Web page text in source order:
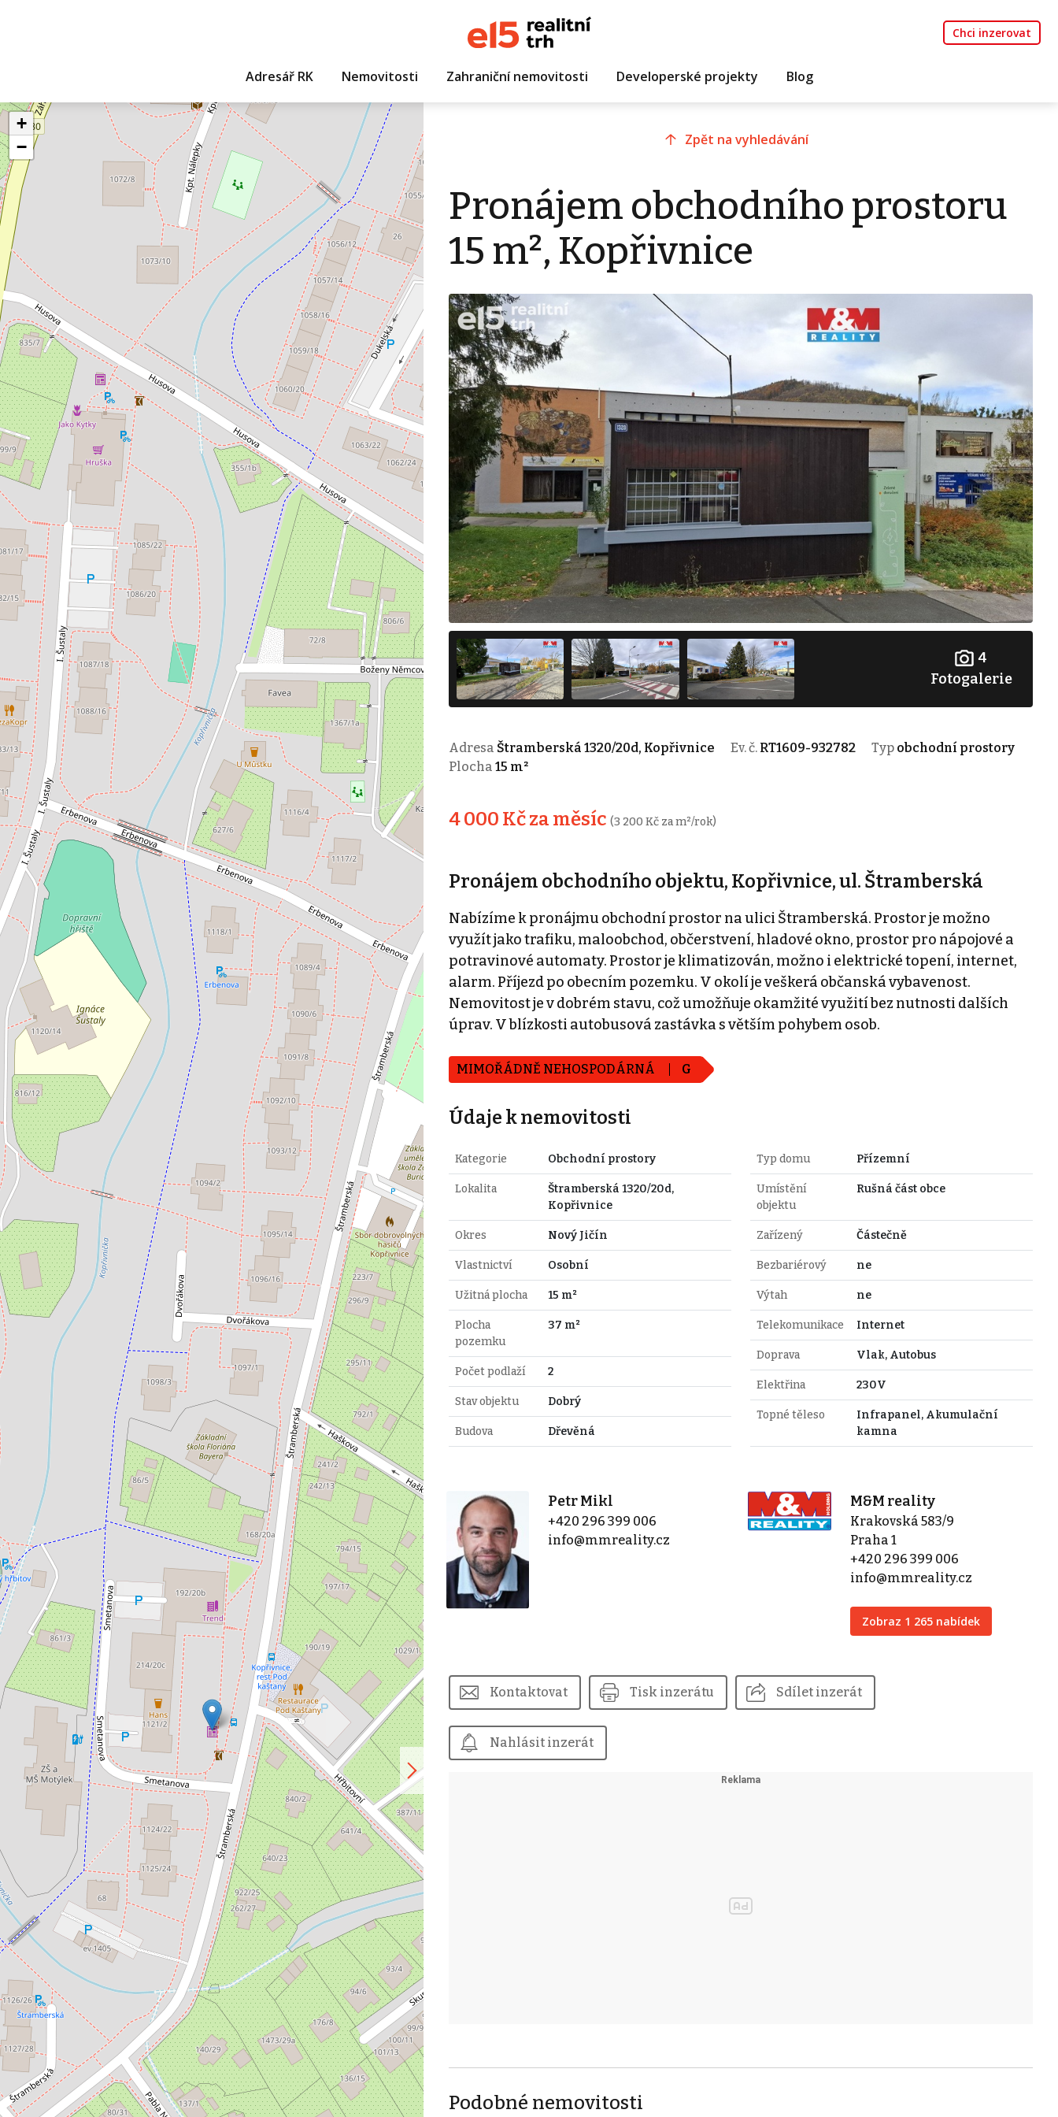
Chci inzerovat
Adresář RK Nemovitosti Zahraniční nemovitosti Developerské projekty Blog
+
−
Zpět na vyhledávání
Pronájem obchodního prostoru
15 m², Kopřivnice
4
Fotogalerie
Adresa Štramberská 1320/20d, Kopřivnice Ev. č. RT1609-932782 Typ obchodní prostory
Plocha 15 m²
4 000 Kč za měsíc (3 200 Kč za m²/rok)
Pronájem obchodního objektu, Kopřivnice, ul. Štramberská
Nabízíme k pronájmu obchodní prostor na ulici Štramberská. Prostor je možno
využít jako trafiku, maloobchod, občerstvení, hladové okno, prostor pro nápojové a
potravinové automaty. Prostor je klimatizován, možno i elektrické topení, internet,
alarm. Příjezd po obecním pozemku. V okolí je veškerá občanská vybavenost.
Nemovitost je v dobrém stavu, což umožňuje okamžité využití bez nutnosti dalších
úprav. V blízkosti autobusová zastávka s větším pohybem osob.
MIMOŘÁDNĚ NEHOSPODÁRNÁ G
Údaje k nemovitosti
Kategorie Obchodní prostory
Lokalita
Štramberská 1320/20d,
Kopřivnice
Okres Nový Jičín
Vlastnictví Osobní
Užitná plocha 15 m²
Plocha
pozemku
37 m²
Počet podlaží 2
Stav objektu Dobrý
Budova Dřevěná
Typ domu Přízemní
Umístění
objektu
Rušná část obce
Zařízený Částečně
Bezbariérový ne
Výtah ne
Telekomunikace Internet
Doprava Vlak, Autobus
Elektřina 230V
Topné těleso
Infrapanel, Akumulační
kamna
Petr Mikl
+420 296 399 006
info@mmreality.cz
M&M reality
Krakovská 583/9
Praha 1
+420 296 399 006
info@mmreality.cz
Zobraz 1 265 nabídek
Kontaktovat Tisk inzerátu Sdílet inzerát
Nahlásit inzerát
Podobné nemovitosti